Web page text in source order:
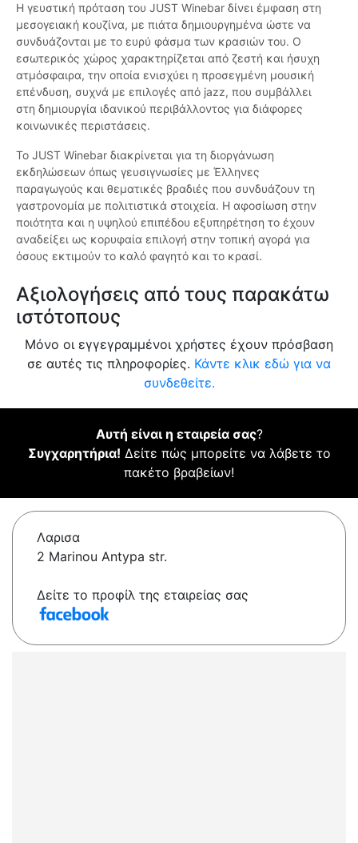
Η γευστική πρόταση του JUST Winebar δίνει έμφαση στη
μεσογειακή κουζίνα, με πιάτα δημιουργημένα ώστε να
συνδυάζονται με το ευρύ φάσμα των κρασιών του. Ο
εσωτερικός χώρος χαρακτηρίζεται από ζεστή και ήσυχη
ατμόσφαιρα, την οποία ενισχύει η προσεγμένη μουσική
επένδυση, συχνά με επιλογές από jazz, που συμβάλλει
στη δημιουργία ιδανικού περιβάλλοντος για διάφορες
κοινωνικές περιστάσεις.
Το JUST Winebar διακρίνεται για τη διοργάνωση
εκδηλώσεων όπως γευσιγνωσίες με Έλληνες
παραγωγούς και θεματικές βραδιές που συνδυάζουν τη
γαστρονομία με πολιτιστικά στοιχεία. Η αφοσίωση στην
ποιότητα και η υψηλού επιπέδου εξυπηρέτηση το έχουν
αναδείξει ως κορυφαία επιλογή στην τοπική αγορά για
όσους εκτιμούν το καλό φαγητό και το κρασί.
Αξιολογήσεις από τους παρακάτω
ιστότοπους
Μόνο οι εγγεγραμμένοι χρήστες έχουν πρόσβαση
σε αυτές τις πληροφορίες. Κάντε κλικ εδώ για να
συνδεθείτε.
Αυτή είναι η εταιρεία σας?
Συγχαρητήρια! Δείτε πώς μπορείτε να λάβετε το
πακέτο βραβείων!
Λαρισα
2 Marinou Antypa str.
Δείτε το προφίλ της εταιρείας σας